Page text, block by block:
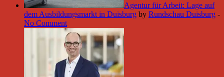
Agentur für Arbeit: Lage auf
dem Ausbildungsmarkt in Duisburg by Rundschau Duisburg -
No Comment